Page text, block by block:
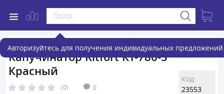
Авторизуйтесь для получения индивидуальных предложений
Капучинатор Kitfort КТ-786-3
Красный
(0) 0
Код:
23553